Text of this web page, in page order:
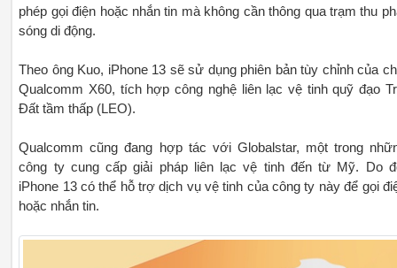
phép gọi điện hoặc nhắn tin mà không cần thông qua trạm thu
sóng di động.
Theo ông Kuo, iPhone 13 sẽ sử dụng phiên bản tùy chỉnh của
Qualcomm X60, tích hợp công nghệ liên lạc vệ tinh quỹ đạo
Đất tầm thấp (LEO).
Qualcomm cũng đang hợp tác với Globalstar, một trong
công ty cung cấp giải pháp liên lạc vệ tinh đến từ Mỹ. Do
iPhone 13 có thể hỗ trợ dịch vụ vệ tinh của công ty này để gọi
hoặc nhắn tin.